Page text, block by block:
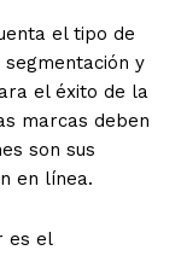
el tipo de
y
el éxito de la
marcas deben
son sus
en línea.
es el